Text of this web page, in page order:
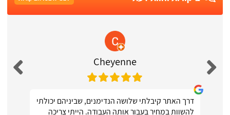
Cheyenne
דרך האתר קיבלתי שלושה הנדימנים, שביניהם יכולתי
להשוות במחיר בעבור אותה העבודה. הייתי צריכה